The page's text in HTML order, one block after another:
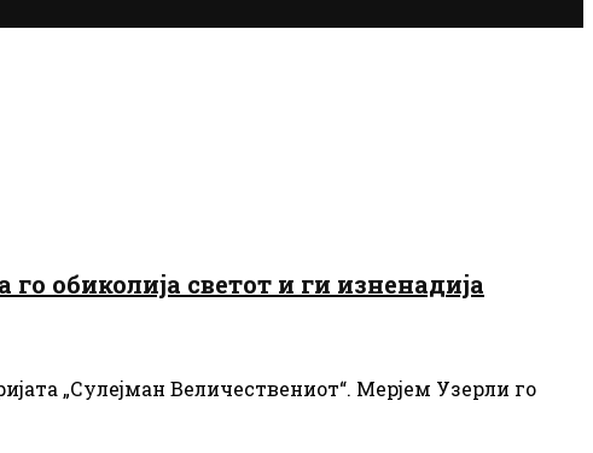
обиколија светот и ги изненадија
„Сулејман Величествениот“. Мерјем Узерли го